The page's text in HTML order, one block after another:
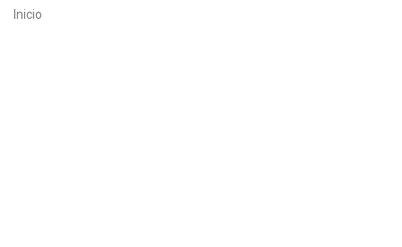
Inicio